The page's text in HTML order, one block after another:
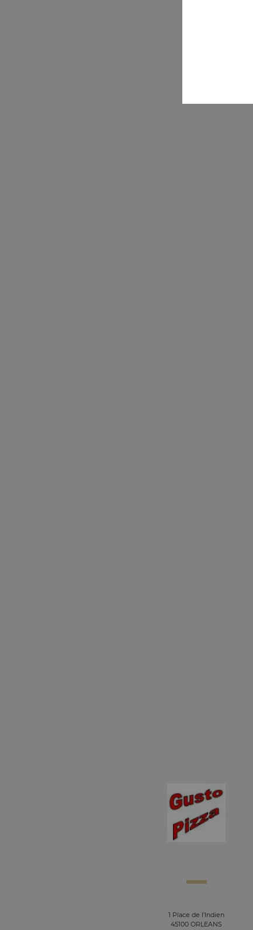
1 Place de l'Indien
45100 ORLEANS